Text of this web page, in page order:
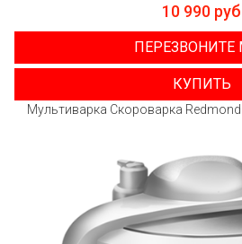
10 990 руб
ПЕРЕЗВОНИТЕ
КУПИТЬ
Мультиварка Скороварка